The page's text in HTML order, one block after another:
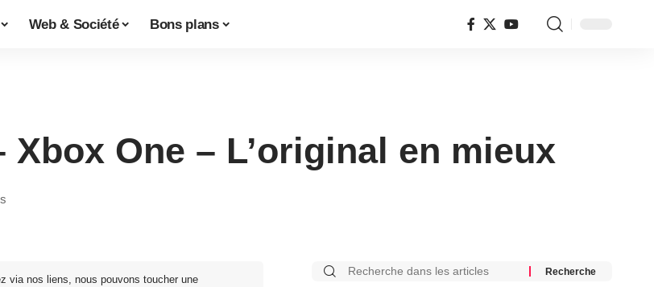
Web & Société Bons plans
One – L’original en mieux
via nos liens, nous pouvons toucher une